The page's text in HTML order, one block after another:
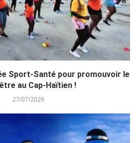
Sport-Santé pour promouvoir le
au Cap-Haïtien !
27/07/2026